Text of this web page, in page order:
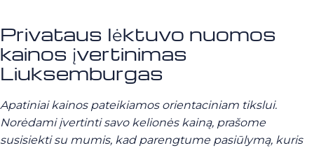
Privataus lėktuvo nuomos
kainos įvertinimas
Liuksemburgas
Apatiniai kainos pateikiamos orientaciniam tikslui.
Norėdami įvertinti savo kelionės kainą, prašome
susisiekti su mumis, kad parengtume pasiūlymą, kuris